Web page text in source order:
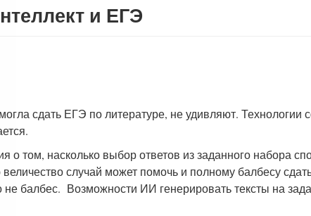
и ЕГЭ
сдать ЕГЭ по литературе, не удивляют. Технологии
о том, насколько выбор ответов из заданного набора
случай может помочь и полному балбесу
не балбес. Возможности ИИ генерировать тексты на